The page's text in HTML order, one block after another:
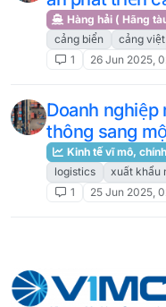
Hàng hải ( Hãng tàu,
cảng biển
cảng
1
26 Jun 2025,
Doanh nghiệp
thông sang
Kinh tế vĩ mô,
logistics
xuất khẩu
1
25 Jun 2025,